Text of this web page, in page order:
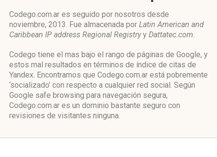
Codego.com.ar es seguido por nosotros desde
noviembre, 2013. Fue almacenada por Latin American and
Caribbean IP address Regional Registryy Dattatec.com.
Codego tiene el mas bajo el rango de páginas de Google, y
estos mal resultados en términos de índice de citas de
Yandex. Encontramos que Codego.com.ar está pobremente
‘socializado’ con respecto a cualquier red social. Según
Google safe browsing para navegación segura,
Codego.com.ar es un dominio bastante seguro con
revisiones de visitantes ninguna.